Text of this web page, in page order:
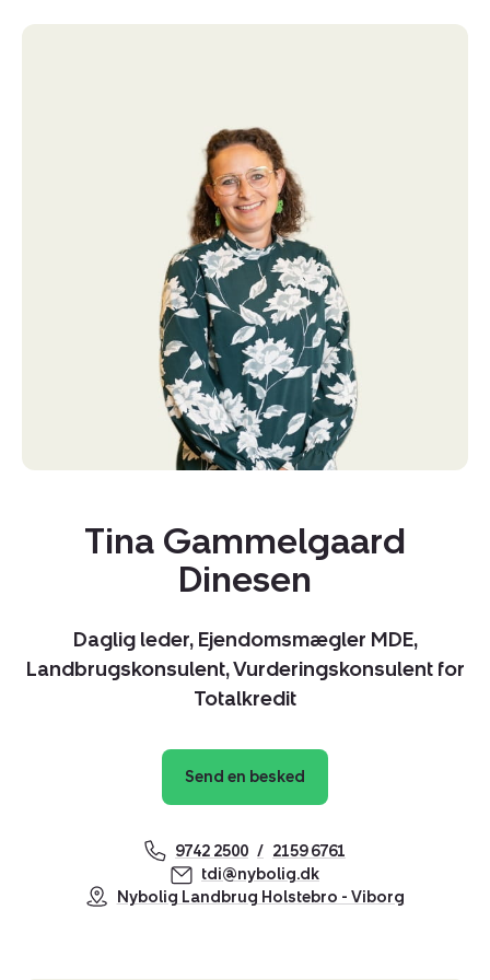
Tina Gammelgaard
Dinesen
Daglig leder, Ejendomsmægler MDE,
Landbrugskonsulent, Vurderingskonsulent for
Totalkredit
Send en besked
9742 2500
2159 6761
tdi@nybolig.dk
Nybolig Landbrug Holstebro - Viborg